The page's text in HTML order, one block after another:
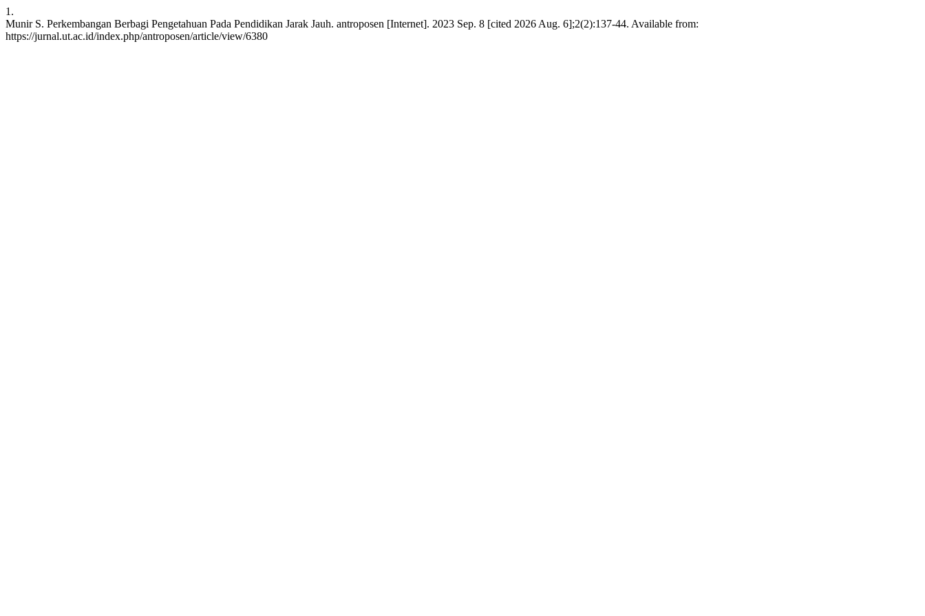
1.
Munir S. Perkembangan Berbagi Pengetahuan Pada Pendidikan Jarak Jauh. antroposen [Internet]. 2023 Sep. 8 [cited 2026 Aug. 6];2(2):137-44. Available from:
https://jurnal.ut.ac.id/index.php/antroposen/article/view/6380